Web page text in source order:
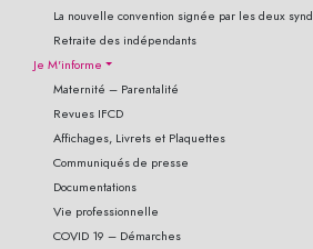
La nouvelle convention signée par les deux
Retraite des indépendants
Je M'informe
Maternité – Parentalité
Revues IFCD
Affichages, Livrets et Plaquettes
Communiqués de presse
Documentations
Vie professionnelle
COVID 19 – Démarches